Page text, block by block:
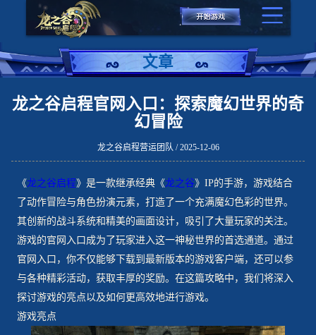
文章
龙之谷启程官网入口：探索魔幻世界的奇
幻冒险
龙之谷启程营运团队 / 2025-12-06
《龙之谷启程》是一款继承经典《龙之谷》IP的手游，游戏结合
了动作冒险与角色扮演元素，打造了一个充满魔幻色彩的世界。
其创新的战斗系统和精美的画面设计，吸引了大量玩家的关注。
游戏的官网入口成为了玩家进入这一神秘世界的首选通道。通过
官网入口，你不仅能够下载到最新版本的游戏客户端，还可以参
与各种精彩活动，获取丰厚的奖励。在这篇攻略中，我们将深入
探讨游戏的亮点以及如何更高效地进行游戏。
游戏亮点